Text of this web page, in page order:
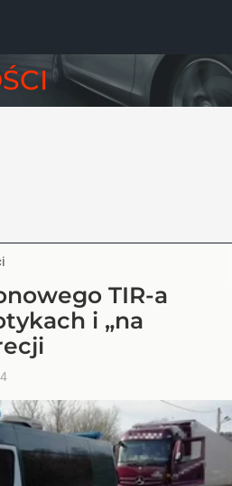
TIR-a
i „na